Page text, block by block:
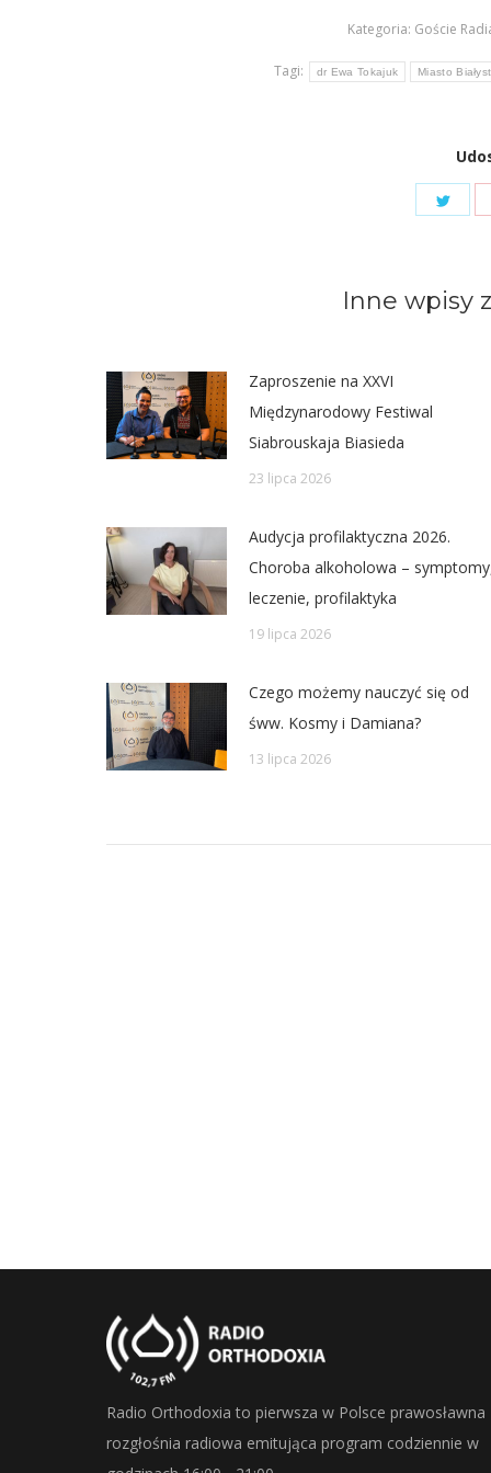
Kategoria: Goście
Tagi: dr Ewa Tokajuk Miasto
Inne wpisy
Zaproszenie na XXVI
Międzynarodowy Festiwal
Siabrouskaja Biasieda
23 lipca 2026
Audycja profilaktyczna 2026.
Choroba alkoholowa –
leczenie, profilaktyka
19 lipca 2026
Czego możemy nauczyć się od
śww. Kosmy i Damiana?
13 lipca 2026
Radio Orthodoxia to pierwsza w Polsce prawosławna
rozgłośnia radiowa emitująca program codziennie w